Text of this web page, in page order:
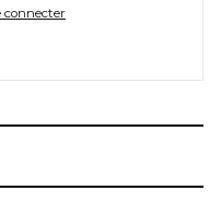
connecter